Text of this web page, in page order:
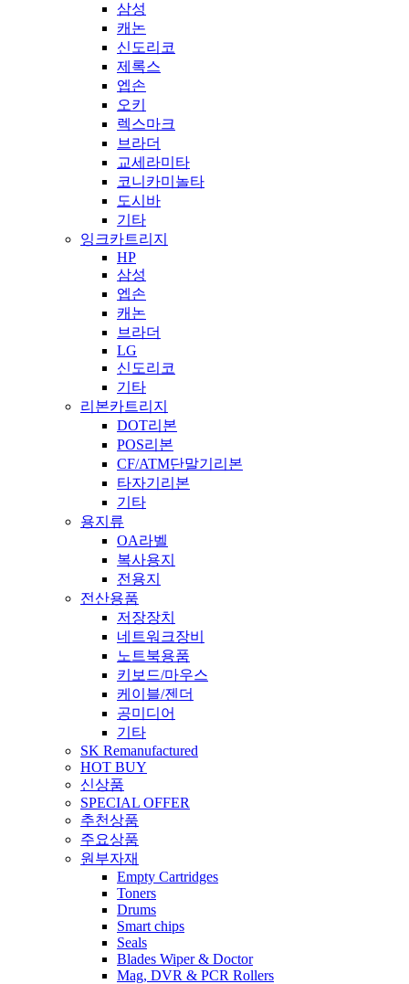
삼성
캐논
신도리코
제록스
엡손
오키
렉스마크
브라더
교세라미타
코니카미놀타
도시바
기타
잉크카트리지
HP
삼성
엡손
캐논
브라더
LG
신도리코
기타
리본카트리지
DOT리본
POS리본
CF/ATM단말기리본
타자기리본
기타
용지류
OA라벨
복사용지
전용지
전산용품
저장장치
네트워크장비
노트북용품
키보드/마우스
케이블/젠더
공미디어
기타
SK Remanufactured
HOT BUY
신상품
SPECIAL OFFER
추천상품
주요상품
원부자재
Empty Cartridges
Toners
Drums
Smart chips
Seals
Blades Wiper & Doctor
Mag, DVR & PCR Rollers